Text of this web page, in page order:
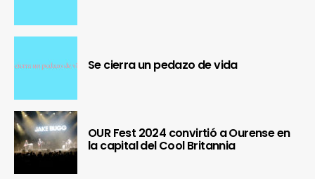
Se cierra un pedazo de vida
OUR Fest 2024 convirtió a Ourense en
la capital del Cool Britannia